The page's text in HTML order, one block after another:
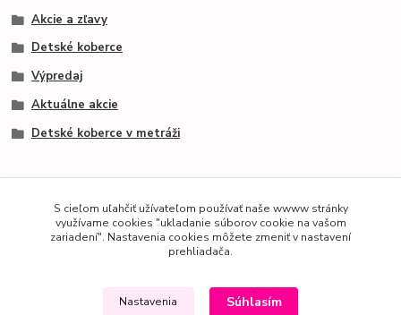
Akcie a zľavy
Detské koberce
Výpredaj
Aktuálne akcie
Detské koberce v metráži
S cieľom uľahčiť užívateľom používať naše wwww stránky
využívame cookies "ukladanie súborov cookie na vašom
zariadení". Nastavenia cookies môžete zmeniť v nastavení
prehliadača.
Nastavenia Súhlasím